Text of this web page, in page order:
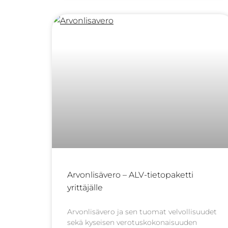
Arvonlisävero – ALV-tietopaketti
yrittäjälle
Arvonlisävero ja sen tuomat velvollisuudet
sekä kyseisen verotuskokonaisuuden